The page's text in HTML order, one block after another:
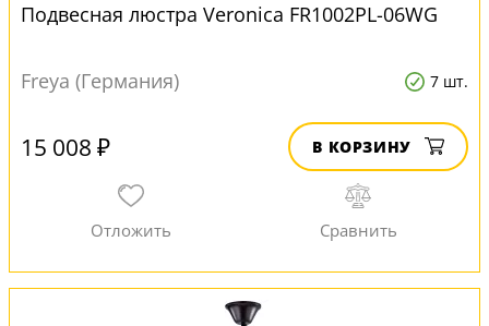
Подвесная люстра Veronica FR1002PL-06WG
Freya (Германия) 7 шт.
15 008 ₽ В КОРЗИНУ